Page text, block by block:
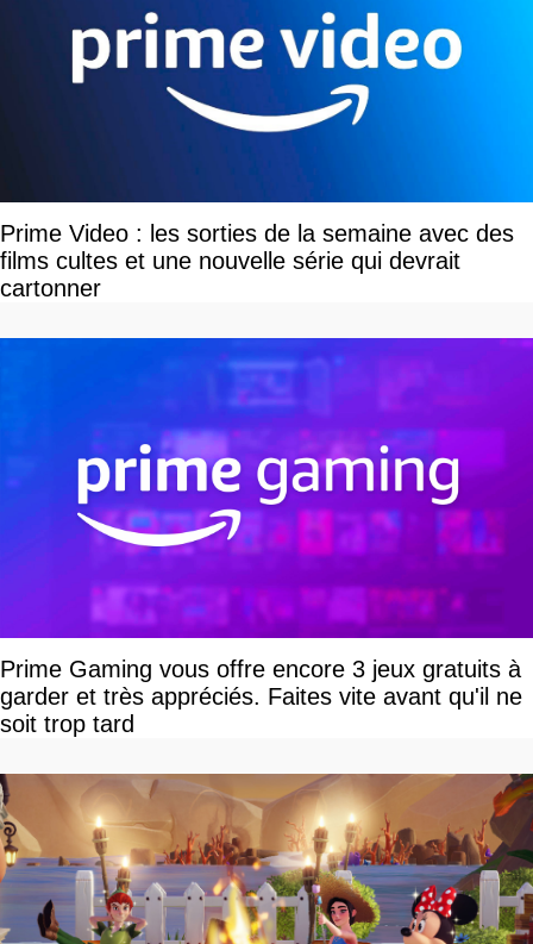
Prime Video : les sorties de la semaine avec des
films cultes et une nouvelle série qui devrait
cartonner
Prime Gaming vous offre encore 3 jeux gratuits à
garder et très appréciés. Faites vite avant qu'il ne
soit trop tard